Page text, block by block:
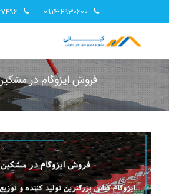
0914-4930600
فروش ایزوگام در